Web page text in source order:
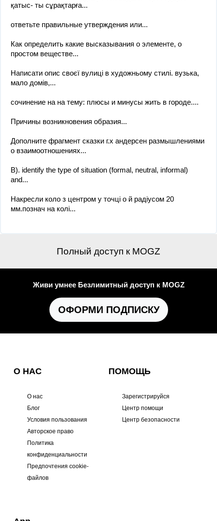
қатыс- ты сұрақтарға...
ответьте правильные утверждения или...
Как определить какие высказывания о элементе, о
простом веществе...
Написати опис своєї вулиці в художньому стилі. вузька,
мало домів,...
сочинение на на тему: плюсы и минусы жить в городе....
Причины возникновения образия...
Дополните фрагмент сказки г.х андерсен размышлениями
о взаимоотношениях...
B). identify the type of situation (formal, neutral, informal)
and...
Накресли коло з центром у точці о й радіусом 20
мм.познач на колі...
Полный доступ к MOGZ
Живи умнее Безлимитный доступ к MOGZ
ОФОРМИ ПОДПИСКУ
О НАС
О нас
Блог
Условия пользования
Авторское право
Политика
конфиденциальности
Предпочтения cookie-
файлов
ПОМОЩЬ
Зарегистрируйся
Центр помощи
Центр безопасности